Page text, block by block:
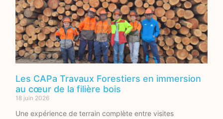
Les CAPa Travaux Forestiers en immersion
au cœur de la filière bois
18 juin 2026
Une expérience de terrain complète entre visites